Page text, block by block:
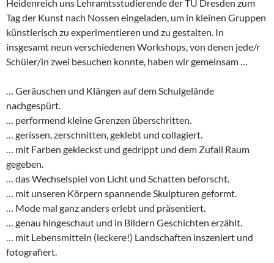
Heidenreich uns Lehramtsstudierende der TU Dresden zum
Tag der Kunst nach Nossen eingeladen, um in kleinen Gruppen
künstlerisch zu experimentieren und zu gestalten. In
insgesamt neun verschiedenen Workshops, von denen jede/r
Schüler/in zwei besuchen konnte, haben wir gemeinsam …
… Geräuschen und Klängen auf dem Schulgelände
nachgespürt.
… performend kleine Grenzen überschritten.
… gerissen, zerschnitten, geklebt und collagiert.
… mit Farben gekleckst und gedrippt und dem Zufall Raum
gegeben.
… das Wechselspiel von Licht und Schatten beforscht.
… mit unseren Körpern spannende Skulpturen geformt.
… Mode mal ganz anders erlebt und präsentiert.
… genau hingeschaut und in Bildern Geschichten erzählt.
… mit Lebensmitteln (leckere!) Landschaften inszeniert und
fotografiert.